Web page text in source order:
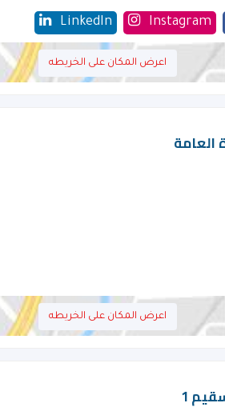
Instagram
LinkedIn
اعرض المكان على الخريطه
العامة
اعرض المكان على الخريطه
1